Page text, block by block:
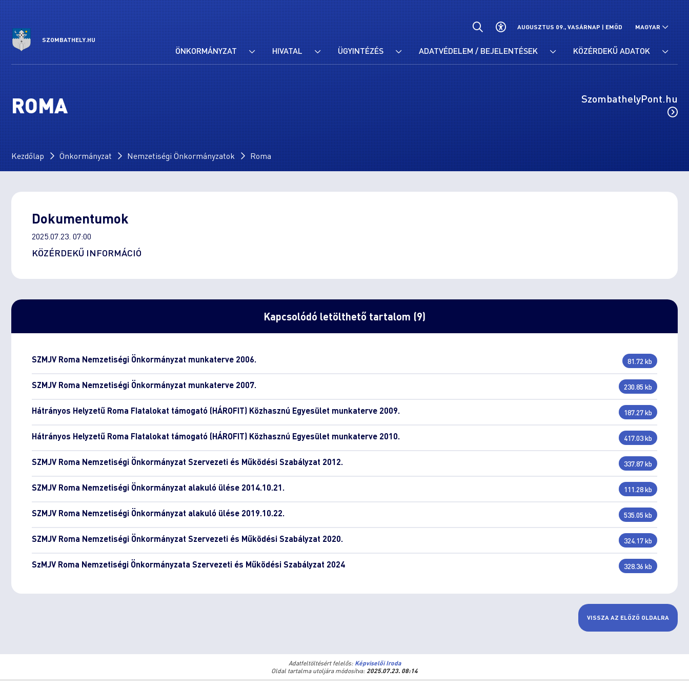
SZOMBATHELY.HU
AUGUSZTUS 09., VASÁRNAP |EMŐD MAGYAR
ÖNKORMÁNYZAT HIVATAL ÜGYINTÉZÉS ADATVÉDELEM / BEJELENTÉSEK KÖZÉRDEKŰ ADATOK
ROMA SzombathelyPont.hu
Kezdőlap Önkormányzat Nemzetiségi Önkormányzatok Roma
Dokumentumok
2025.07.23. 07:00
KÖZÉRDEKŰ INFORMÁCIÓ
Kapcsolódó letölthető tartalom (9)
SZMJV Roma Nemzetiségi Önkormányzat munkaterve 2006. 81.72 kb
SZMJV Roma Nemzetiségi Önkormányzat munkaterve 2007. 230.85 kb
Hátrányos Helyzetű Roma FIatalokat támogató (HÁROFIT) Közhasznú Egyesület munkaterve 2009. 187.27 kb
Hátrányos Helyzetű Roma FIatalokat támogató (HÁROFIT) Közhasznú Egyesület munkaterve 2010. 417.03 kb
SZMJV Roma Nemzetiségi Önkormányzat Szervezeti és Működési Szabályzat 2012. 337.87 kb
SZMJV Roma Nemzetiségi Önkormányzat alakuló ülése 2014.10.21. 111.28 kb
SZMJV Roma Nemzetiségi Önkormányzat alakuló ülése 2019.10.22. 535.05 kb
SZMJV Roma Nemzetiségi Önkormányzat Szervezeti és Működési Szabályzat 2020. 324.17 kb
SzMJV Roma Nemzetiségi Önkormányzata Szervezeti és Működési Szabályzat 2024 328.36 kb
VISSZA AZ ELŐZŐ OLDALRA
Adatfeltöltésért felelős: Képviselői Iroda
Oldal tartalma utoljára módosítva: 2025.07.23. 08:14